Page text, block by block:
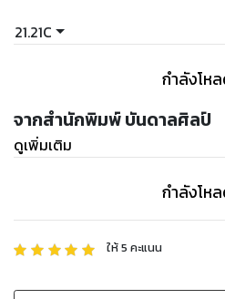
“เฮียคะ มีเด็กมาสมัครงาน หนูเอาวา
เอกสารวางไว้ด้านหน้า ยังไม่ทันหัน
“อืม ๆ เรียกมาหาเลย” เฮียหยิบโพ
หละมั้ง แล้วก็เรียกให้ผมเข้าไป เขา
สมัครเข้ามาสัมภาษณ์งาน
เลขาเรียกผมเข้าไปอย่างสุภาพ เธ
เชื้อเชิญผมเข้าไปพบเฮียเจมส์พร้อม
“เข้าไปพบเฮียได้เลย โชคดีนะคะ”
21.21C
กำลังโห
จากสำนักพิมพ์ บันดาลศิลป์
ดูเพิ่มเติม
กำลังโห
ให้5 คะแนน